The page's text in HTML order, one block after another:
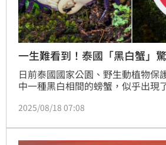
一生難看到！泰國「黑白蟹」
日前泰國國家公園、野生動植物保
中一種黑白相間的螃蟹，似乎出現
可謂極罕見的現象；不少人看到貼
2025/08/18 07:08